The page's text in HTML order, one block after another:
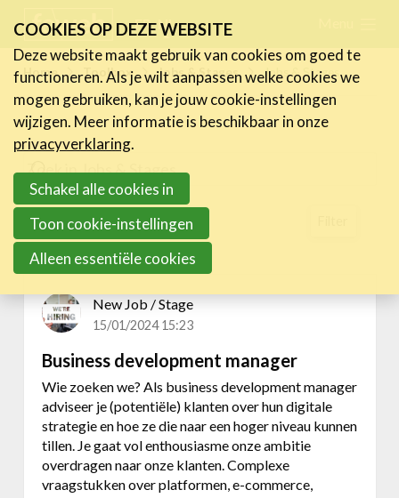
links
Jump
to
navigation
to
main
content
FR NL
Home Toolbox Jobs & Stages Jobs & Stages
Zoekresultaten
Gefilterd op: Sales
New Job / Stage
15/01/2024 15:23
Business development manager
Wie zoeken we? Als business development manager
adviseer je (potentiële) klanten over hun digitale
strategie en hoe ze die naar een hoger niveau kunnen
tillen. Je gaat vol enthousiasme onze ambitie
overdragen naar onze klanten. Complexe
vraagstukken over platformen, e-commerce,
Nieuws
Activiteiten
Expertise
Toolbox
Kenniscentrum
eXperience Labs
Legal Line
HR Line
Jobs & Stages
Tools Corner
Business Center
Ask The Expert
COOKIES OP DEZE WEBSITE
Deze website maakt gebruik van cookies om goed te
functioneren. Als je wilt aanpassen welke cookies we
mogen gebruiken, kan je jouw cookie-instellingen
wijzigen. Meer informatie is beschikbaar in onze
privacyverklaring.
Schakel alle cookies in
Toon cookie-instellingen
Alleen essentiële cookies